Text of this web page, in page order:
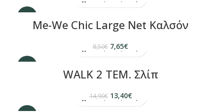
Me-We Chic Large Net Καλσόν
8,50€ 7,65€
WALK 2 ΤΕΜ. Σλίπ
14,90€ 13,40€